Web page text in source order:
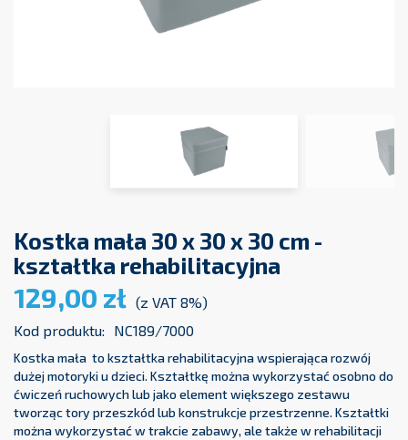
Kostka mała 30 x 30 x 30 cm -
kształtka rehabilitacyjna
129,00 zł (z VAT 8%)
Kod produktu:
NC189/7000
Kostka mała to kształtka rehabilitacyjna wspierająca rozwój
dużej motoryki u dzieci. Kształtkę można wykorzystać osobno do
ćwiczeń ruchowych lub jako element większego zestawu
tworząc tory przeszkód lub konstrukcje przestrzenne. Kształtki
można wykorzystać w trakcie zabawy, ale także w rehabilitacji